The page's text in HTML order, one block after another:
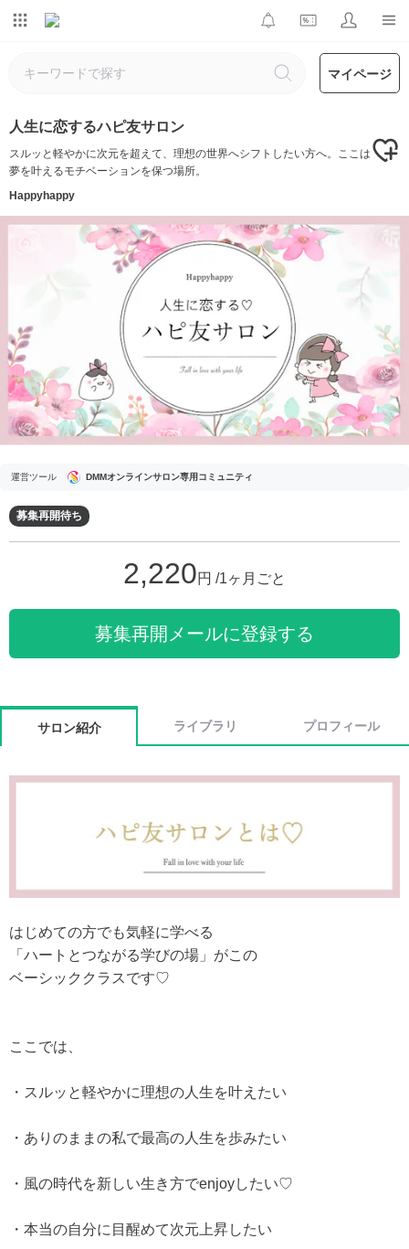
マイページ
人生に恋するハピ友サロン
スルッと軽やかに次元を超えて、理想の世界へシフトしたい方へ。ここは
夢を叶えるモチベーションを保つ場所。
Happyhappy
運営ツール DMMオンラインサロン専用コミュニティ
募集再開待ち
2,220円 /1ヶ月ごと
募集再開メールに登録する
サロン紹介 ライブラリ プロフィール
はじめての方でも気軽に学べる
「ハートとつながる学びの場」がこの
ベーシッククラスです♡
ここでは、
・スルッと軽やかに理想の人生を叶えたい
・ありのままの私で最高の人生を歩みたい
・風の時代を新しい生き方でenjoyしたい♡
・本当の自分に目醒めて次元上昇したい